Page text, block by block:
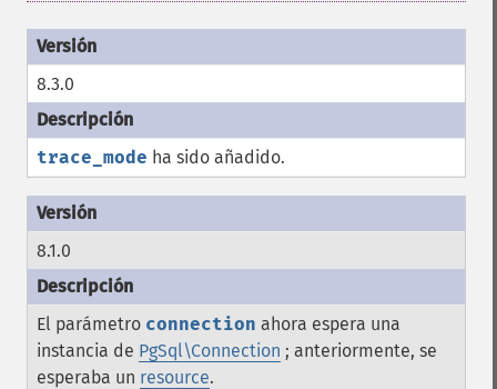
8.3.0
trace_mode ha sido añadido.
8.1.0
El parámetro connection ahora espera una
instancia de PgSql\Connection ; anteriormente, se
esperaba un resource.